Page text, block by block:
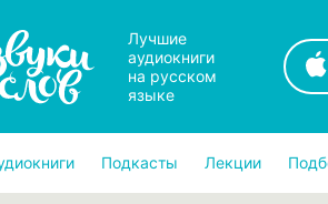
Лучшие
аудиокниги
на русском
языке
Подкасты Лекции